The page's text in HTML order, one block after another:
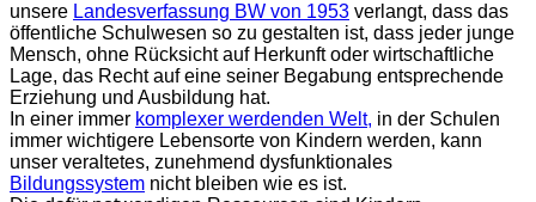
unsere Landesverfassung BW von 1953 verlangt, dass das
öffentliche Schulwesen so zu gestalten ist, dass jeder junge
Mensch, ohne Rücksicht auf Herkunft oder wirtschaftliche
Lage, das Recht auf eine seiner Begabung entsprechende
Erziehung und Ausbildung hat.
In einer immer komplexer werdenden Welt, in der Schulen
immer wichtigere Lebensorte von Kindern werden, kann
unser veraltetes, zunehmend dysfunktionales
Bildungssystem nicht bleiben wie es ist.